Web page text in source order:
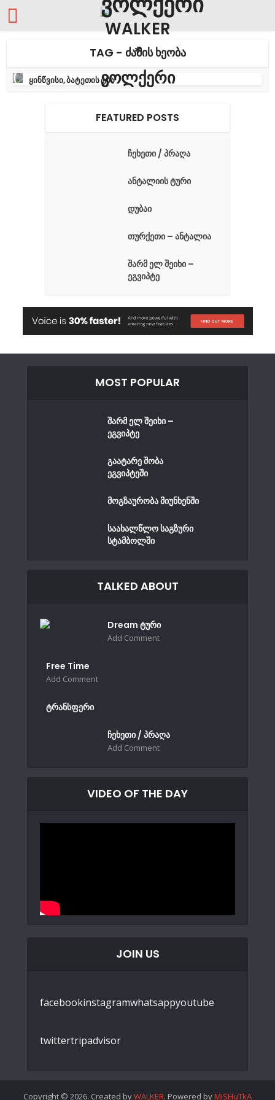
TAG - ᲫᲐᲛᲘᲡ ᲮᲔᲝᲑᲐ
ყინწვისი, ბატეთის ტბა
FEATURED POSTS
ჩეხეთი / პრაღა
ანტალიის ტური
დუბაი
თურქეთი – ანტალია
შარმ ელ შეიხი –
ეგვიპტე
MOST POPULAR
შარმ ელ შეიხი –
ეგვიპტე
გაატარე შობა
ეგვიპტეში
მოგზაურობა მიუნხენში
საახალწლო საგზური
სტამბოლში
TALKED ABOUT
Dream ტური
Add Comment
Free Time
Add Comment
ტრანსფერი
ჩეხეთი / პრაღა
Add Comment
VIDEO OF THE DAY
JOIN US
facebookinstagramwhatsappyoutube
twittertripadvisor
Copyright © 2026. Created byWALKER. Powered byMiSHuTkA